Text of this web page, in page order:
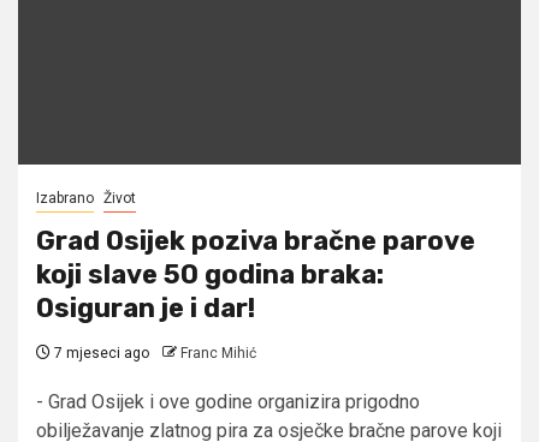
Izabrano Život
Grad Osijek poziva bračne parove
koji slave 50 godina braka:
Osiguran je i dar!
7 mjeseci ago Franc Mihić
- Grad Osijek i ove godine organizira prigodno
obilježavanje zlatnog pira za osječke bračne parove koji